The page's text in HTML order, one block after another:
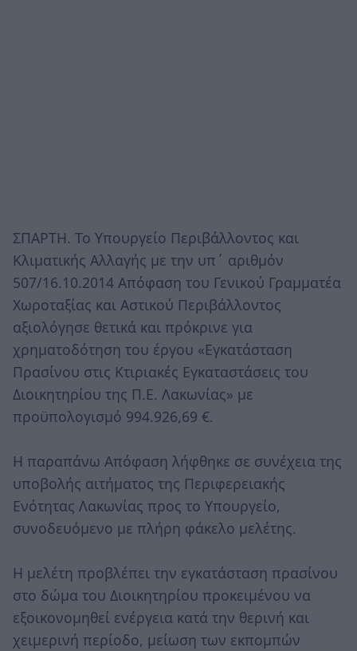
ΣΠΑΡΤΗ. Το Υπουργείο Περιβάλλοντος και
Κλιματικής Αλλαγής με την υπ΄ αριθμόν
507/16.10.2014 Απόφαση του Γενικού Γραμματέα
Χωροταξίας και Αστικού Περιβάλλοντος
αξιολόγησε θετικά και πρόκρινε για
χρηματοδότηση του έργου «Εγκατάσταση
Πρασίνου στις Κτιριακές Εγκαταστάσεις του
Διοικητηρίου της Π.Ε. Λακωνίας» με
προϋπολογισμό 994.926,69 €.
Η παραπάνω Απόφαση λήφθηκε σε συνέχεια της
υποβολής αιτήματος της Περιφερειακής
Ενότητας Λακωνίας προς το Υπουργείο,
συνοδευόμενο με πλήρη φάκελο μελέτης.
Η μελέτη προβλέπει την εγκατάσταση πρασίνου
στο δώμα του Διοικητηρίου προκειμένου να
εξοικονομηθεί ενέργεια κατά την θερινή και
χειμερινή περίοδο, μείωση των εκπομπών